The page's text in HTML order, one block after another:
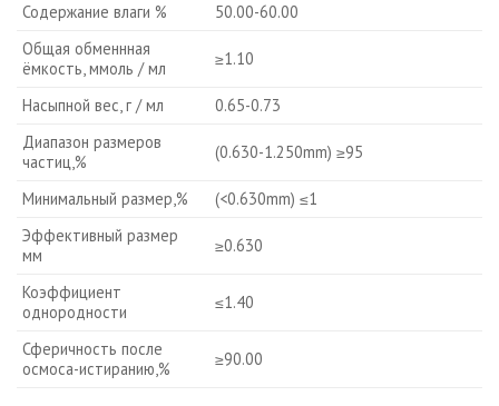
Содержание влаги %
50.00-60.00
Общая обменнная
ёмкость, ммоль / мл
≥1.10
Насыпной вес, г / мл
0.65-0.73
Диапазон размеров
частиц,%
(0.630-1.250mm) ≥95
Минимальный размер,%
(<0.630mm) ≤1
Эффективный размер
мм
≥0.630
Коэффициент
однородности
≤1.40
Сферичность после
осмоса-истиранию,%
≥90.00